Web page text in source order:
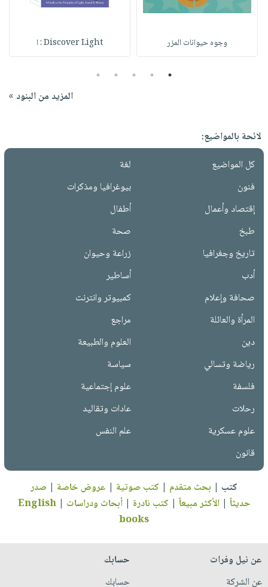
وجوه حيوانات المزر Discover Light : ا
1
2
3
4
5
المزيد من البنود »
لائحة بالمواضيع:
كل المواضيع
لغة
فنون
بيوغرافيا ومذكرات
إقتصاد وأعمال
أطفال
طبخ
صحة
تاريخ وجغرافيا
زراعة وحيوان
أدب
أساطير
صحافة وإعلام
كمبيوتر وانترنت
المرأة والعائلة
مراجع
دين
العلوم والطبيعة
رياضة وتسالي
سياسة
فلسفة
علوم إجتماعية
رحلات
عادات وتقاليد
علوم عسكرية
علم النفس
قانون
كتب | بحث متقدم | كتب صوتية | عروض خاصة | صدر
حديثاً |الأكثر مبيعاً | كتب نادرة |أبحاث ودراسات |
English
books
عن نيل وفرات
عن الشركة
حسابك
حسابك